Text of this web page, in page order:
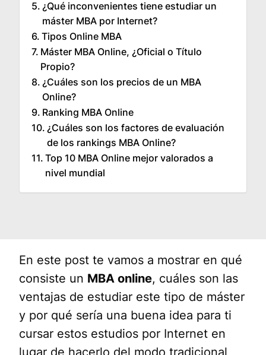
¿Qué inconvenientes tiene estudiar un
máster MBA por Internet?
Tipos Online MBA
Máster MBA Online, ¿Oficial o Título
Propio?
¿Cuáles son los precios de un MBA
Online?
Ranking MBA Online
¿Cuáles son los factores de evaluación
de los rankings MBA Online?
Top 10 MBA Online mejor valorados a
nivel mundial
En este post te vamos a mostrar en qué
consiste un MBA online, cuáles son las
ventajas de estudiar este tipo de máster
y por qué sería una buena idea para ti
cursar estos estudios por Internet en
lugar de hacerlo del modo tradicional,